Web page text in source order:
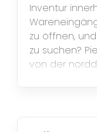
Inventur
zu öffnen,
zu suchen?
von der